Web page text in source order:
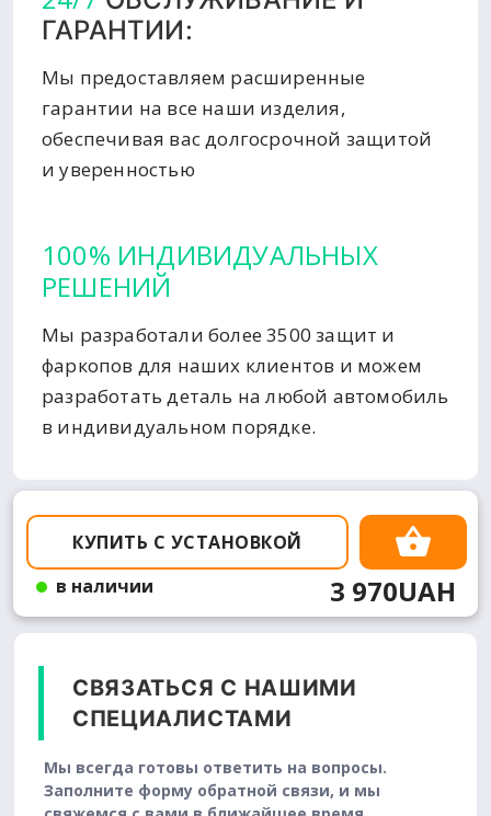
ГАРАНТИИ:
Мы предоставляем расширенные
гарантии на все наши изделия,
обеспечивая вас долгосрочной защитой
и уверенностью
100% ИНДИВИДУАЛЬНЫХ
РЕШЕНИЙ
Мы разработали более 3500 защит и
фаркопов для наших клиентов и можем
разработать деталь на любой автомобиль
в индивидуальном порядке.
КУПИТЬ С УСТАНОВКОЙ
в наличии
3 970UAH
СВЯЗАТЬСЯ С НАШИМИ
СПЕЦИАЛИСТАМИ
Мы всегда готовы ответить на вопросы.
Заполните форму обратной связи, и мы